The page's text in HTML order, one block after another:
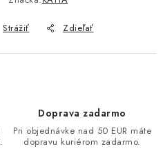
Strážiť Zdieľať
Doprava zadarmo
Pri objednávke nad 50 EUR máte
dopravu kuriérom zadarmo.